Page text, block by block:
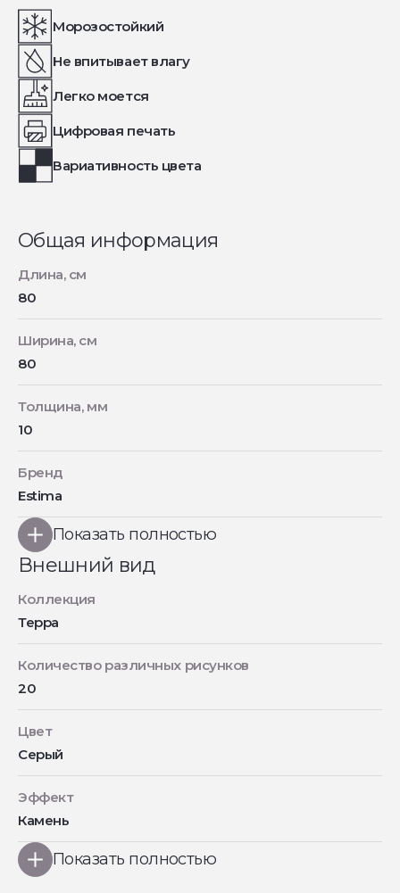
Морозостойкий
Не впитывает влагу
Легко моется
Цифровая печать
Вариативность цвета
Общая информация
Длина, см
80
Ширина, см
80
Толщина, мм
10
Бренд
Estima
Показать полностью
Внешний вид
Коллекция
Терра
Количество различных рисунков
20
Цвет
Серый
Эффект
Камень
Показать полностью